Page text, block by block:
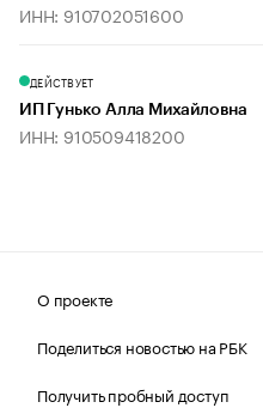
ИНН: 910702051600
ДЕЙСТВУЕТ
ИП Гунько Алла Михайловна
ИНН: 910509418200
О проекте
Поделиться новостью на РБК
Получить пробный доступ